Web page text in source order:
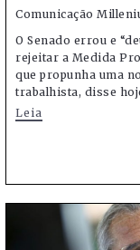
Comunicação
O Senado errou e
rejeitar a Medida
que propunha uma
trabalhista, disse
Leia